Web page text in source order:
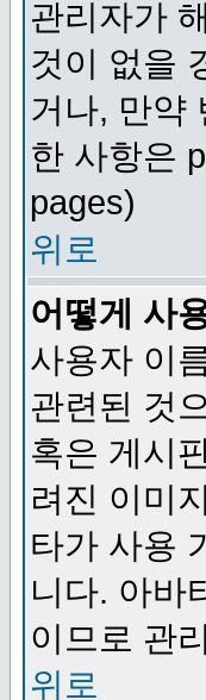
관리자가
것이 없을
거나, 만약
한 사항은
pages)
위로
어떻게 사
사용자 이
관련된 것
혹은 게시
려진 이미
타가 사용
니다. 아바
이므로 관
위로